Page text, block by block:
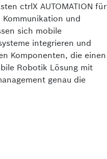
ctrlX AUTOMATION für
und
sich mobile
integrieren und
Komponenten, die einen
Robotik Lösung mit
genau die